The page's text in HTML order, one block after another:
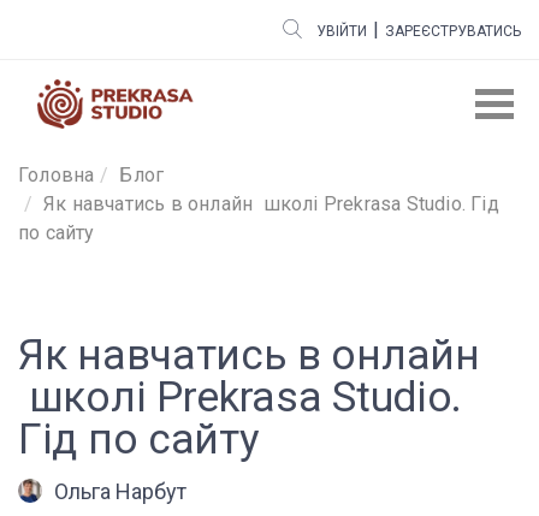
УВІЙТИ | ЗАРЕЄСТРУВАТИСЬ
Головна
Блог
Як навчатись в онлайн школі Prekrasa Studio. Гід
по сайту
Як навчатись в онлайн
школі Prekrasa Studio.
Гід по сайту
Ольга Нарбут